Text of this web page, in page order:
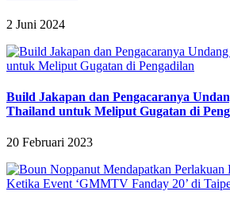
2 Juni 2024
Build Jakapan dan Pengacaranya
Thailand untuk Meliput Gugatan di
20 Februari 2023